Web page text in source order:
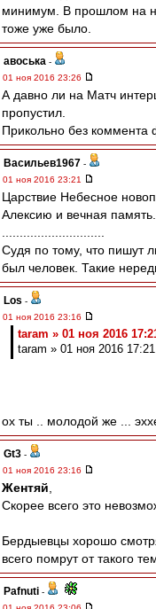
минимум. В прошлом на
тоже уже было.
авоська -
01 ноя 2016 23:26
А давно ли на Матч
пропустил.
Прикольно без коммента
Васильев1967 -
01 ноя 2016 23:21
Царствие Небесное
Алексию и вечная память.
Судя по тому, что пишут
был человек. Такие
Los -
01 ноя 2016 23:16
taram » 01 ноя 2016
taram » 01 ноя 2016 17:21
ох ты .. молодой же ...
Gt3 -
01 ноя 2016 23:16
Жентяй
Скорее всего это
Бердыевцы хорошо
всего помрут от такого
Pafnuti -